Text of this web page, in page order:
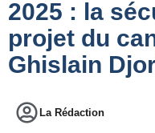
2025 : la
projet du
Ghislain
La Rédaction